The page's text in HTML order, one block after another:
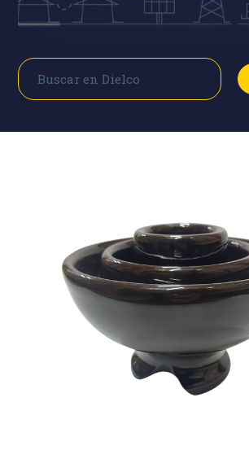
Buscar
Buscar